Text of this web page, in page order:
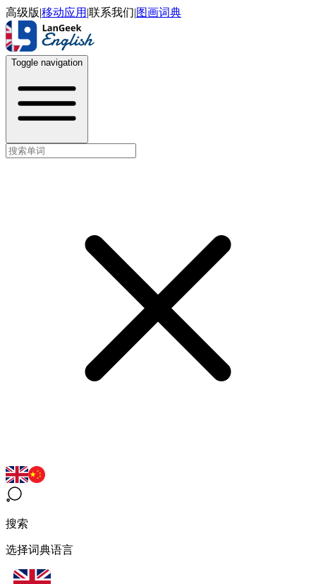
高级版|移动应用 |联系我们|图画词典
Toggle navigation
搜索
选择词典语言